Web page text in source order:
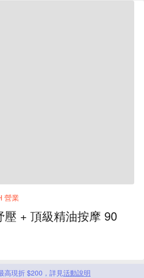
營業
壓 + 頂級精油按摩 90
高現折 $200，詳見活動說明